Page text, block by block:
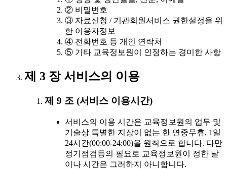
② 비밀번호
③ 자료신청 / 기관회원서비스 권한설정을 위
한 이용자정보
④ 전화번호 등 개인 연락처
⑤ 기타 교육정보원이 인정하는 경미한 사항
제 3 장 서비스의 이용
제 9 조 (서비스 이용시간)
서비스의 이용 시간은 교육정보원의 업무 및
기술상 특별한 지장이 없는 한 연중무휴, 1일
24시간(00:00-24:00)을 원칙으로 합니다. 다만
정기점검등의 필요로 교육정보원이 정한 날
이나 시간은 그러하지 아니합니다.